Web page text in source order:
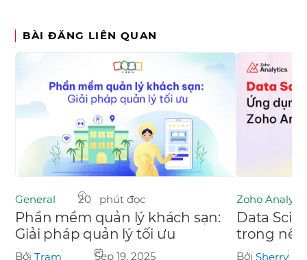
BÀI ĐĂNG LIÊN QUAN
General 20 phút đọc
Phần mềm quản lý khách sạn:
Giải pháp quản lý tối ưu
BởiTram Sep 19, 2025
Zoho
Data
trong nền
Bởi Sherry